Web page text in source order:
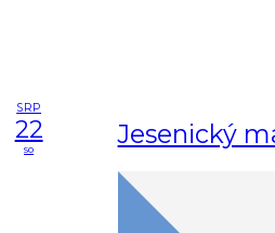
SRP
22
so Jesenický